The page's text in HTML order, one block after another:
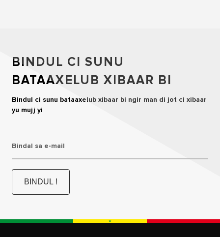
BINDUL CI SUNU
BATAAXELUB XIBAAR BI
Bindul ci sunu bataaxelub xibaar bi ngir man di jot ci xibaar
yu mujj yi
Bindal sa e-mail
BINDUL !